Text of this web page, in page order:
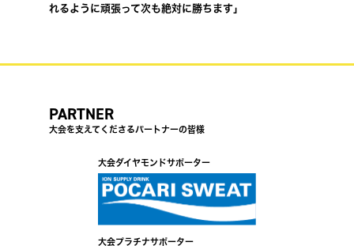
れるように頑張って次も絶対に勝ちます」
PARTNER
大会を支えてくださるパートナーの皆様
大会ダイヤモンドサポーター
大会プラチナサポーター